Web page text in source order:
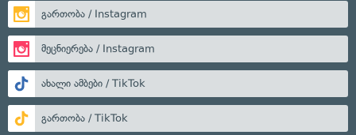
გართობა / Instagram
მეცნიერება / Instagram
ახალი ამბები / TikTok
გართობა / TikTok